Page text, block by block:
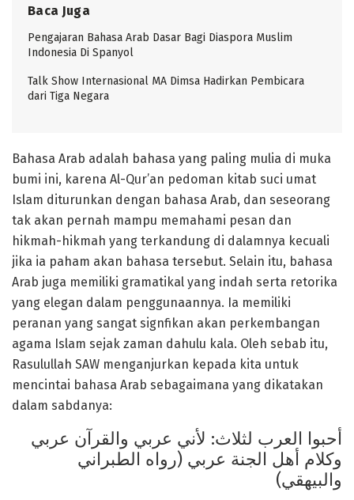
Baca Juga
Pengajaran Bahasa Arab Dasar Bagi Diaspora Muslim
Indonesia Di Spanyol
Talk Show Internasional MA Dimsa Hadirkan Pembicara
dari Tiga Negara
Bahasa Arab adalah bahasa yang paling mulia di muka
bumi ini, karena Al-Qur’an pedoman kitab suci umat
Islam diturunkan dengan bahasa Arab, dan seseorang
tak akan pernah mampu memahami pesan dan
hikmah-hikmah yang terkandung di dalamnya kecuali
jika ia paham akan bahasa tersebut. Selain itu, bahasa
Arab juga memiliki gramatikal yang indah serta retorika
yang elegan dalam penggunaannya. Ia memiliki
peranan yang sangat signfikan akan perkembangan
agama Islam sejak zaman dahulu kala. Oleh sebab itu,
Rasulullah SAW menganjurkan kepada kita untuk
mencintai bahasa Arab sebagaimana yang dikatakan
dalam sabdanya:
أحبوا العرب لثلاث: لأني عربي والقرآن عربي
وكلام أهل الجنة عربي (رواه الطبراني
والبيهقي)